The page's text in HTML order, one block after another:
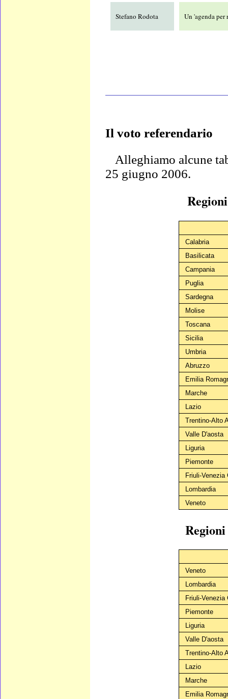
Stefano Rodota Un 'agenda
Il voto referendario
Alleghiamo alcune
25 giugno 2006.
Calabria
Basilicata
Campania
Puglia
Sardegna
Molise
Toscana
Sicilia
Umbria
Abruzzo
Emilia
Marche
Lazio
Trentino-Alto
Valle D'aosta
Liguria
Piemonte
Friuli-Venezia
Lombardia
Veneto
Veneto
Lombardia
Friuli-Venezia
Piemonte
Liguria
Valle D'aosta
Trentino-Alto
Lazio
Marche
Emilia